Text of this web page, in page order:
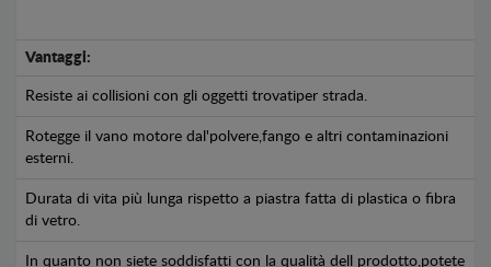
Vantaggi:
Resiste ai collisioni con gli oggetti trovatiper strada.
Rotegge il vano motore dal'polvere,fango e altri contaminazioni
esterni.
Durata di vita più lunga rispetto a piastra fatta di plastica o fibra
di vetro.
In quanto non siete soddisfatti con la qualità dell prodotto,potete